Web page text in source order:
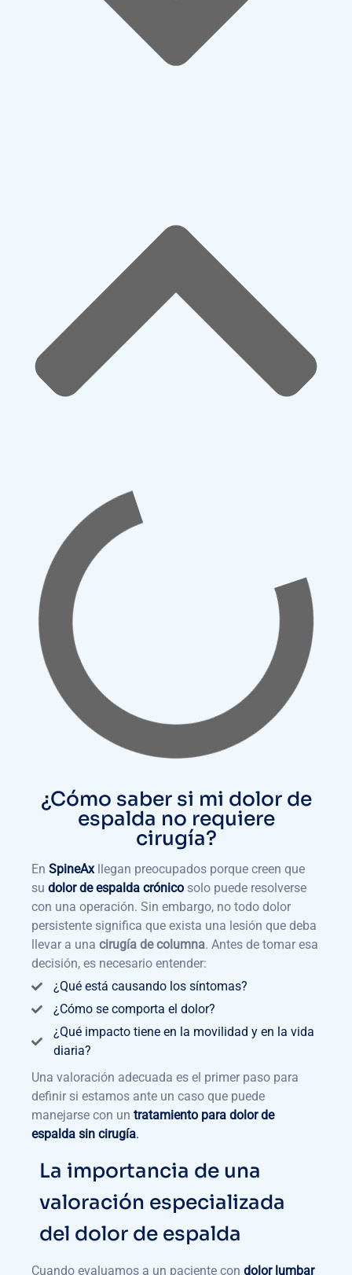
¿Cómo saber si mi dolor de
espalda no requiere
cirugía?
En SpineAx llegan preocupados porque creen que
su dolor de espalda crónico solo puede resolverse
con una operación. Sin embargo, no todo dolor
persistente significa que exista una lesión que deba
llevar a una cirugía de columna. Antes de tomar esa
decisión, es necesario entender:
¿Qué está causando los síntomas?
¿Cómo se comporta el dolor?
¿Qué impacto tiene en la movilidad y en la vida
diaria?
Una valoración adecuada es el primer paso para
definir si estamos ante un caso que puede
manejarse con un tratamiento para dolor de
espalda sin cirugía.
La importancia de una
valoración especializada
del dolor de espalda
Cuando evaluamos a un paciente con dolor lumbar